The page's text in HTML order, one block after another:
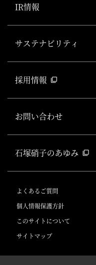
IR情報
サステナビリティ
採用情報 filter_none
お問い合わせ
石塚硝子のあゆみ filter_none
よくあるご質問
個人情報保護方針
このサイトについて
サイトマップ